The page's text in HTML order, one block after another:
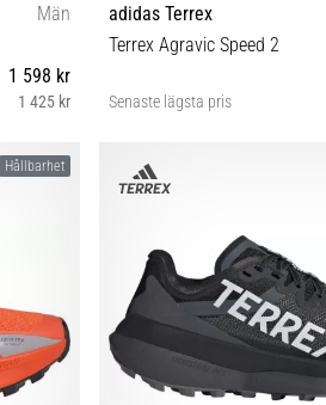
Män
1 598 kr
1 425 kr
adidas Terrex
Terrex Agravic Speed 2
Senaste lägsta pris
Hållbarhet